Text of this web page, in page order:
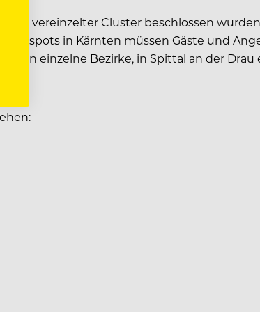
vereinzelter Cluster beschlossen
Hotspots in Kärnten müssen Gäste und
einzelne Bezirke, in Spittal an der